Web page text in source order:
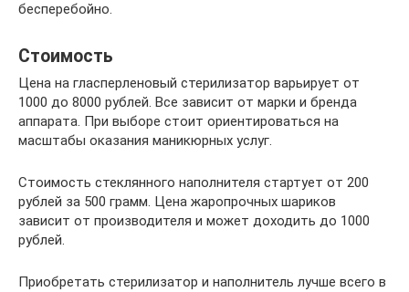
бесперебойно.
Стоимость
Цена на гласперленовый стерилизатор варьирует от
1000 до 8000 рублей. Все зависит от марки и бренда
аппарата. При выборе стоит ориентироваться на
масштабы оказания маникюрных услуг.
Стоимость стеклянного наполнителя стартует от 200
рублей за 500 грамм. Цена жаропрочных шариков
зависит от производителя и может доходить до 1000
рублей.
Приобретать стерилизатор и наполнитель лучше всего в